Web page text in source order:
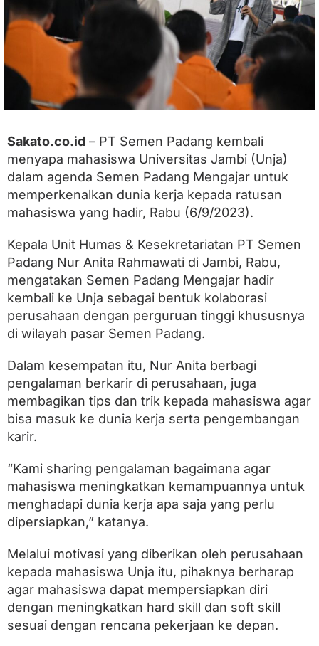
r
T
n
g
g
,
e
m
e
n
P
a
d
a
K
e
n
a
D
u
n
i
a
e
r
j
a
e
M
Sakato.co.id – PT Semen Padang kembali
menyapa mahasiswa Universitas Jambi (Unja)
dalam agenda Semen Padang Mengajar untuk
memperkenalkan dunia kerja kepada ratusan
mahasiswa yang hadir, Rabu (6/9/2023).
Kepala Unit Humas & Kesekretariatan PT Semen
Padang Nur Anita Rahmawati di Jambi, Rabu,
mengatakan Semen Padang Mengajar hadir
kembali ke Unja sebagai bentuk kolaborasi
perusahaan dengan perguruan tinggi khususnya
di wilayah pasar Semen Padang.
Dalam kesempatan itu, Nur Anita berbagi
pengalaman berkarir di perusahaan, juga
membagikan tips dan trik kepada mahasiswa agar
bisa masuk ke dunia kerja serta pengembangan
karir.
“Kami sharing pengalaman bagaimana agar
mahasiswa meningkatkan kemampuannya untuk
menghadapi dunia kerja apa saja yang perlu
dipersiapkan,” katanya.
Melalui motivasi yang diberikan oleh perusahaan
kepada mahasiswa Unja itu, pihaknya berharap
agar mahasiswa dapat mempersiapkan diri
dengan meningkatkan hard skill dan soft skill
sesuai dengan rencana pekerjaan ke depan.